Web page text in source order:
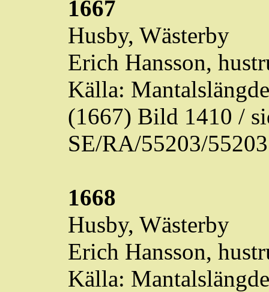
1667
Husby, Wästerby
Erich Hansson,
Källa:
(1667) Bild 1410 /
SE/RA/55203/
1668
Husby, Wästerby
Erich Hansson,
Källa: